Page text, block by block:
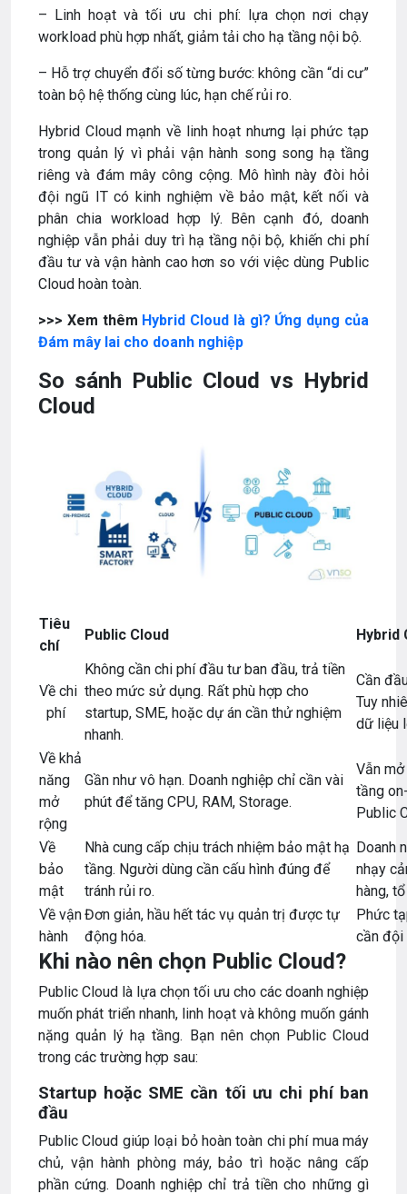
– Linh hoạt và tối ưu chi phí: lựa chọn nơi chạy
workload phù hợp nhất, giảm tải cho hạ tầng nội bộ.
– Hỗ trợ chuyển đổi số từng bước: không cần “di cư”
toàn bộ hệ thống cùng lúc, hạn chế rủi ro.
Hybrid Cloud mạnh về linh hoạt nhưng lại phức tạp
trong quản lý vì phải vận hành song song hạ tầng
riêng và đám mây công cộng. Mô hình này đòi hỏi
đội ngũ IT có kinh nghiệm về bảo mật, kết nối và
phân chia workload hợp lý. Bên cạnh đó, doanh
nghiệp vẫn phải duy trì hạ tầng nội bộ, khiến chi phí
đầu tư và vận hành cao hơn so với việc dùng Public
Cloud hoàn toàn.
>>> Xem thêm Hybrid Cloud là gì? Ứng dụng của
Đám mây lai cho doanh nghiệp
So sánh Public Cloud vs Hybrid
Cloud
Tiêu
chí
Public Cloud Hybrid
Về chi
phí
Không cần chi phí đầu tư ban đầu, trả tiền
theo mức sử dụng. Rất phù hợp cho
startup, SME, hoặc dự án cần thử nghiệm
nhanh.
Cần
Tuy
dữ liệu
Về khả
năng
mở
rộng
Gần như vô hạn. Doanh nghiệp chỉ cần vài
phút để tăng CPU, RAM, Storage.
Vẫn
tầng
Public
Về
bảo
mật
Nhà cung cấp chịu trách nhiệm bảo mật hạ
tầng. Người dùng cần cấu hình đúng để
tránh rủi ro.
Doanh
nhạy
hàng,
Về vận
hành
Đơn giản, hầu hết tác vụ quản trị được tự
động hóa.
Phức
cần đội
Khi nào nên chọn Public Cloud?
Public Cloud là lựa chọn tối ưu cho các doanh nghiệp
muốn phát triển nhanh, linh hoạt và không muốn gánh
nặng quản lý hạ tầng. Bạn nên chọn Public Cloud
trong các trường hợp sau:
Startup hoặc SME cần tối ưu chi phí ban
đầu
Public Cloud giúp loại bỏ hoàn toàn chi phí mua máy
chủ, vận hành phòng máy, bảo trì hoặc nâng cấp
phần cứng. Doanh nghiệp chỉ trả tiền cho những gì